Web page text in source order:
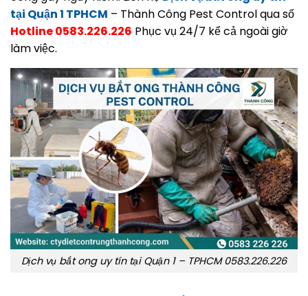
tại Quận 1 TPHCM – Thành Công Pest Control qua số
Hotline 0583.226.226 Phục vụ 24/7 kể cả ngoài giờ
làm việc.
Dịch vụ bắt ong uy tín tại Quận 1 – TPHCM 0583.226.226